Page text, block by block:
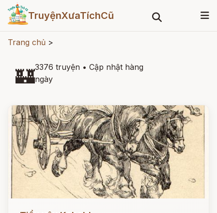
TruyệnXưaTíchCũ
Trang chủ >
🏰3376 truyện • Cập nhật hàng
ngày
Đọc ngay